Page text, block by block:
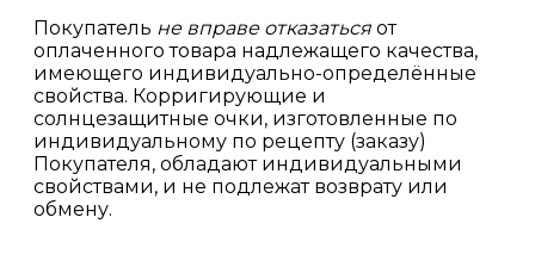
Покупатель не вправе отказаться от
оплаченного товара надлежащего качества,
имеющего индивидуально-определённые
свойства. Корригирующие и
солнцезащитные очки, изготовленные по
индивидуальному по рецепту (заказу)
Покупателя, обладают индивидуальными
свойствами, и не подлежат возврату или
обмену.